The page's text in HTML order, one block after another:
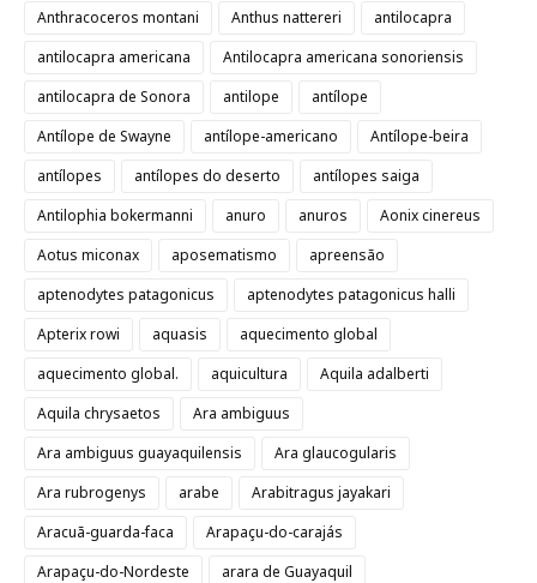
Anthracoceros montani
Anthus nattereri
antilocapra
antilocapra americana
Antilocapra americana sonoriensis
antilocapra de Sonora
antilope
antílope
Antílope de Swayne
antílope-americano
Antílope-beira
antílopes
antílopes do deserto
antílopes saiga
Antilophia bokermanni
anuro anuros
Aonix cinereus
Aotus miconax
aposematismo
apreensão
aptenodytes patagonicus
aptenodytes patagonicus halli
Apterix rowi
aquasis
aquecimento global
aquecimento global.
aquicultura
Aquila adalberti
Aquila chrysaetos
Ara ambiguus
Ara ambiguus guayaquilensis
Ara glaucogularis
Ara rubrogenys
arabe
Arabitragus jayakari
Aracuã-guarda-faca
Arapaçu-do-carajás
Arapaçu-do-Nordeste
arara de Guayaquil